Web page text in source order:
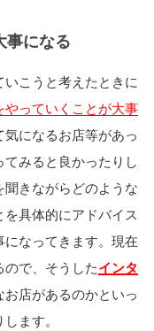
事になる
こうと考えたときに
っていくことが大事
になるお店等があっ
みると良かったりし
聞きながらどのような
具体的にアドバイス
なってきます。現在
で、そうしたインタ
お店があるのかといっ
ます。